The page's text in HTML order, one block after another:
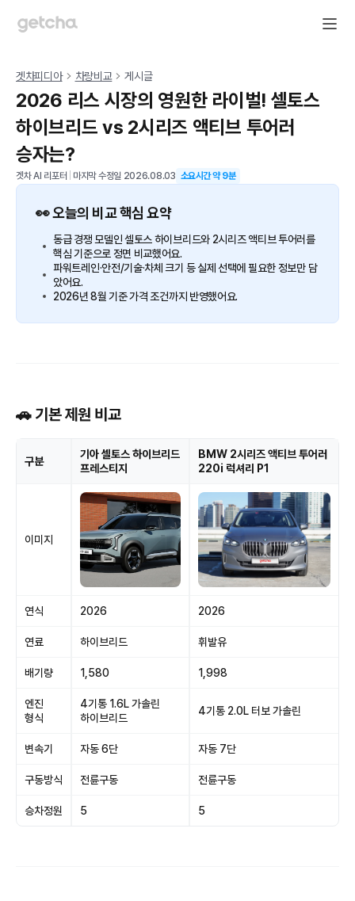
겟차피디아 차량비교 게시글
2026 리스 시장의 영원한 라이벌! 셀토스
하이브리드 vs 2시리즈 액티브 투어러
승자는?
겟차 AI 리포터 마지막 수정일 2026.08.03 소요시간 약9분
👀 오늘의 비교 핵심 요약
동급 경쟁 모델인 셀토스 하이브리드와 2시리즈 액티브 투어러를
핵심 기준으로 정면 비교했어요.
파워트레인·안전/기술·차체 크기 등 실제 선택에 필요한 정보만 담
았어요.
2026년 8월 기준 가격 조건까지 반영했어요.
🚗 기본 제원 비교
구분
기아 셀토스 하이브리드
프레스티지
BMW 2시리즈 액티브 투어러
220i 럭셔리 P1
이미지
연식 2026 2026
연료 하이브리드 휘발유
배기량 1,580 1,998
엔진
형식
4기통 1.6L 가솔린
하이브리드
4기통 2.0L 터보 가솔린
변속기 자동 6단 자동 7단
구동방식 전륜구동 전륜구동
승차정원 5 5